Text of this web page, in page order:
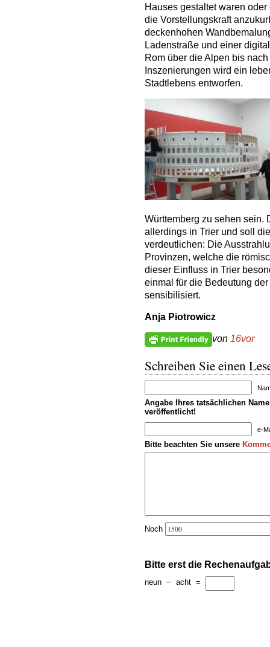
Hauses gestaltet waren
die Vorstellungskraft
deckenhohen
Ladenstraße und einer
Rom über die Alpen bis
Inszenierungen wird ein
Stadtlebens entworfen.
Württemberg zu sehen sein.
allerdings in Trier und soll
verdeutlichen: Die
Provinzen, welche die
dieser Einfluss in Trier
einmal für die Bedeutung
sensibilisiert.
Anja Piotrowicz
von 16vor
Schreiben Sie einen
Angabe Ihres tatsächlichen
veröffentlicht!
e-
Bitte beachten Sie unsere
Noch
Bitte erst die
neun − acht =